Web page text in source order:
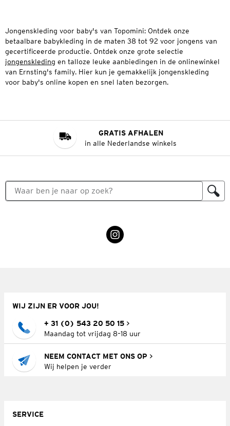
Jongenskleding voor baby's van Topomini: Ontdek onze
betaalbare babykleding in de maten 38 tot 92 voor jongens van
gecertificeerde productie. Ontdek onze grote selectie
jongenskleding en talloze leuke aanbiedingen in de onlinewinkel
van Ernsting's family. Hier kun je gemakkelijk jongenskleding
voor baby's online kopen en snel laten bezorgen.
GRATIS AFHALEN
in alle Nederlandse winkels
WIJ ZIJN ER VOOR JOU!
+ 31 (0) 543 20 50 15
Maandag tot vrijdag 8–18 uur
NEEM CONTACT MET ONS OP
Wij helpen je verder
SERVICE